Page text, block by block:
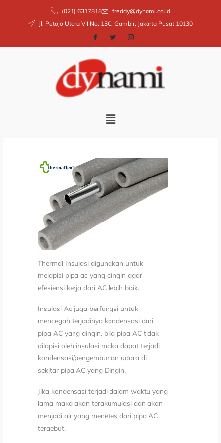
(021) 6317818
freddy@dynami.co.id
Jl. Petojo Utara VII No. 13C, Gambir, Jakarta Pusat 10130
Menu
Thermal Insulasi digunakan untuk
melapisi pipa ac yang dingin agar
efesiensi kerja dari AC lebih baik.
Insulasi Ac juga berfungsi untuk
mencegah terjadinya kondensasi dari
pipa AC yang dingin. bila pipa AC tidak
dilapisi oleh insulasi maka dapat terjadi
kondensasi/pengembunan udara di
sekitar pipa AC yang Dingin.
Jika kondensasi terjadi dalam waktu yang
lama maka akan terakumulasi dan akan
menjadi air yang menetes dari pipa AC
teraebut.